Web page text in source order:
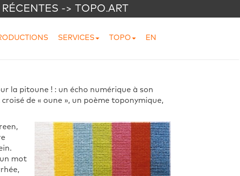
-> TOPO.ART
SERVICES TOPO EN
la pitoune ! : un écho numérique à son
de « oune », un poème toponymique,
mot